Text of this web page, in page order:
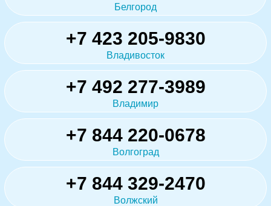
Белгород
+7 423 205-9830
Владивосток
+7 492 277-3989
Владимир
+7 844 220-0678
Волгоград
+7 844 329-2470
Волжский